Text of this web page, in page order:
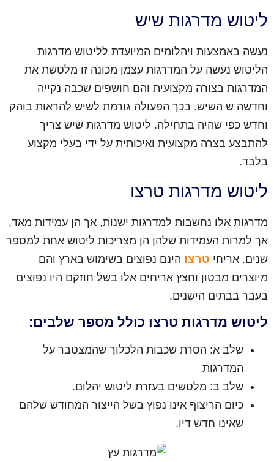
ליטוש מדרגות שיש
נעשה באמצעות ויהלומים המיועדת לליטוש מדרגות
הליטוש נעשה על המדרגות עצמן מכונה זו מלטשת את
המדרגות בצורה מקצועית והם חושפים שכבה נקייה
וחדשה ש השיש. בכך הפעולה גורמת לשיש להראות בוהק
וחדש כפי שהיה בתחילה. ליטוש מדרגות שיש צריך
להתבצע בצרה מקצועית ואיכותית על ידי בעלי מקצוע
בלבד.
ליטוש מדרגות טרצו
מדרגות אלו נחשבות למדרגות ישנות, אך הן עמידות מאד,
אך למרות העמידות שלהן הן מצריכות ליטוש אחת למספר
שנים. אריחי טרצו הינם נפוצים בשימוש בארץ והם
מיוצרים מבטון וחצץ אריחים אלו בשל חוזקם היו נפוצים
בעבר בבתים הישנים.
ליטוש מדרגות טרצו כולל מספר שלבים:
שלב א: הסרת שכבות הלכלוך שהמצטבר על
המדרגות
שלב ב: מלטשים בעזרת ליטוש יהלום.
כיום הריצוף אינו נפוץ בשל הייצור המחודש שלהם
שאינו חדש דיו.